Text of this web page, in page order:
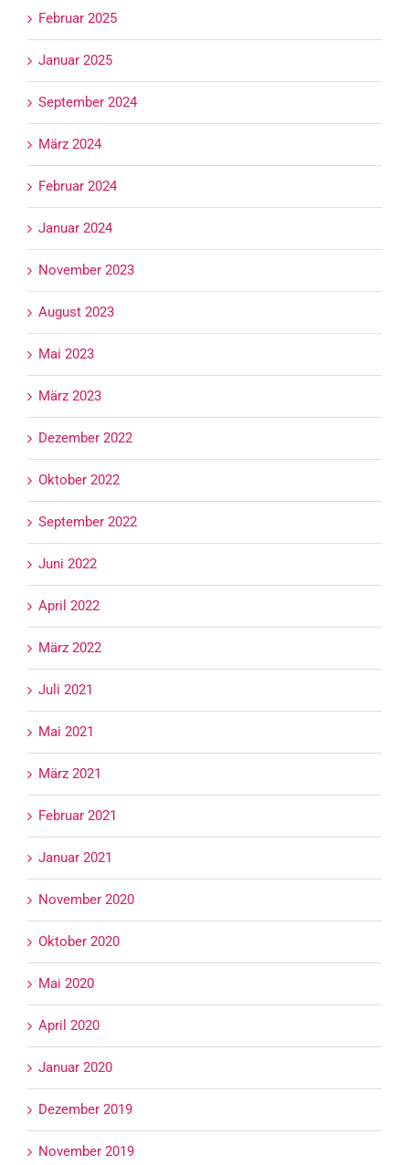
Februar 2025
Januar 2025
September 2024
März 2024
Februar 2024
Januar 2024
November 2023
August 2023
Mai 2023
März 2023
Dezember 2022
Oktober 2022
September 2022
Juni 2022
April 2022
März 2022
Juli 2021
Mai 2021
März 2021
Februar 2021
Januar 2021
November 2020
Oktober 2020
Mai 2020
April 2020
Januar 2020
Dezember 2019
November 2019